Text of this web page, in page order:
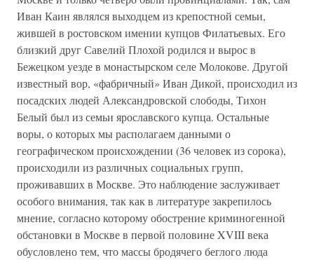
Иван Каин являлся выходцем из крепостной семьи,
жившей в ростовском имении купцов Филатьевых. Его
близкий друг Савелий Плохой родился и вырос в
Бежецком уезде в монастырском селе Молокове. Другой
известный вор, «фабричный» Иван Дикой, происходил из
посадских людей Александровской слободы, Тихон
Белый был из семьи ярославского купца. Остальные
воры, о которых мы располагаем данными о
географическом происхождении (36 человек из сорока),
происходили из различных социальных групп,
проживавших в Москве. Это наблюдение заслуживает
особого внимания, так как в литературе закрепилось
мнение, согласно которому обострение криминогенной
обстановки в Москве в первой половине XVIII века
обусловлено тем, что массы бродячего беглого люда